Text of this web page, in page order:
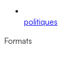
politiques
Formats